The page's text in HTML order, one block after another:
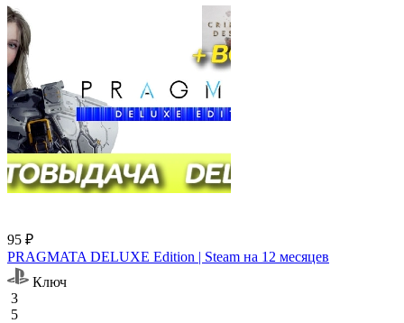
95 ₽
PRAGMATA DELUXE Edition | Steam на 12 месяцев
Ключ
3
5